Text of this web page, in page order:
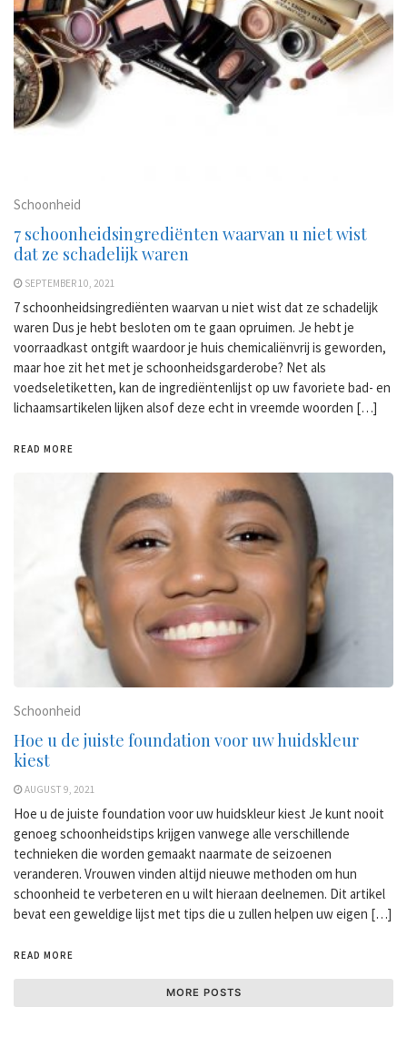
Schoonheid
7 schoonheidsingrediënten waarvan u niet wist
dat ze schadelijk waren
SEPTEMBER 10, 2021
7 schoonheidsingrediënten waarvan u niet wist dat ze schadelijk
waren Dus je hebt besloten om te gaan opruimen. Je hebt je
voorraadkast ontgift waardoor je huis chemicaliënvrij is geworden,
maar hoe zit het met je schoonheidsgarderobe? Net als
voedseletiketten, kan de ingrediëntenlijst op uw favoriete bad- en
lichaamsartikelen lijken alsof deze echt in vreemde woorden […]
READ MORE
Schoonheid
Hoe u de juiste foundation voor uw huidskleur
kiest
AUGUST 9, 2021
Hoe u de juiste foundation voor uw huidskleur kiest Je kunt nooit
genoeg schoonheidstips krijgen vanwege alle verschillende
technieken die worden gemaakt naarmate de seizoenen
veranderen. Vrouwen vinden altijd nieuwe methoden om hun
schoonheid te verbeteren en u wilt hieraan deelnemen. Dit artikel
bevat een geweldige lijst met tips die u zullen helpen uw eigen […]
READ MORE
MORE POSTS